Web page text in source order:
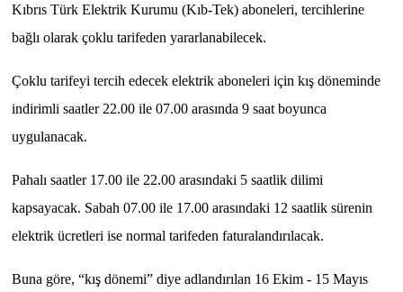
Kıbrıs Türk Elektrik Kurumu (Kıb-Tek) aboneleri, tercihlerine
bağlı olarak çoklu tarifeden yararlanabilecek.
Çoklu tarifeyi tercih edecek elektrik aboneleri için kış döneminde
indirimli saatler 22.00 ile 07.00 arasında 9 saat boyunca
uygulanacak.
Pahalı saatler 17.00 ile 22.00 arasındaki 5 saatlik dilimi
kapsayacak. Sabah 07.00 ile 17.00 arasındaki 12 saatlik sürenin
elektrik ücretleri ise normal tarifeden faturalandırılacak.
Buna göre, “kış dönemi” diye adlandırılan 16 Ekim - 15 Mayıs
LAPTA
MAGAZİN